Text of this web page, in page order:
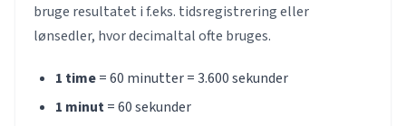
bruge resultatet i f.eks. tidsregistrering eller
lønsedler, hvor decimaltal ofte bruges.
1 time= 60 minutter = 3.600 sekunder
1 minut= 60 sekunder